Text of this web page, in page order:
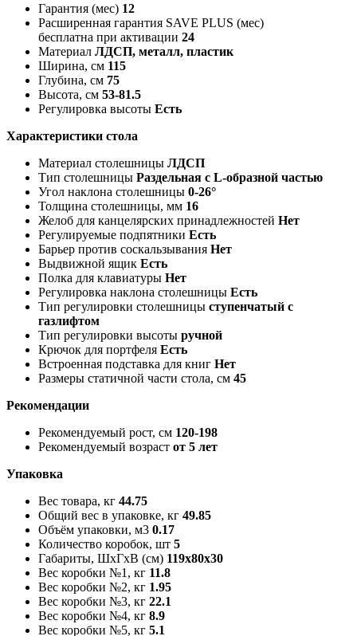
Гарантия (мес) 12
Расширенная гарантия SAVE PLUS (мес)
бесплатна при активации 24
Материал ЛДСП, металл, пластик
Ширина, см 115
Глубина, см 75
Высота, см 53-81.5
Регулировка высоты Есть
Характеристики стола
Материал столешницы ЛДСП
Тип столешницы Раздельная с L-образной частью
Угол наклона столешницы 0-26°
Толщина столешницы, мм 16
Желоб для канцелярских принадлежностей Нет
Регулируемые подпятники Есть
Барьер против соскальзывания Нет
Выдвижной ящик Есть
Полка для клавиатуры Нет
Регулировка наклона столешницы Есть
Тип регулировки столешницы ступенчатый с
газлифтом
Тип регулировки высоты ручной
Крючок для портфеля Есть
Встроенная подставка для книг Нет
Размеры статичной части стола, см 45
Рекомендации
Рекомендуемый рост, см 120-198
Рекомендуемый возраст от 5 лет
Упаковка
Вес товара, кг 44.75
Общий вес в упаковке, кг 49.85
Объём упаковки, м3 0.17
Количество коробок, шт 5
Габариты, ШxГxВ (см) 119x80x30
Вес коробки №1, кг 11.8
Вес коробки №2, кг 1.95
Вес коробки №3, кг 22.1
Вес коробки №4, кг 8.9
Вес коробки №5, кг 5.1